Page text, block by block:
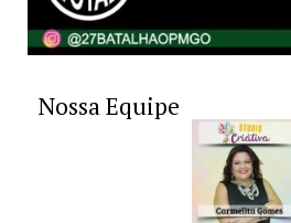
Nossa Equipe